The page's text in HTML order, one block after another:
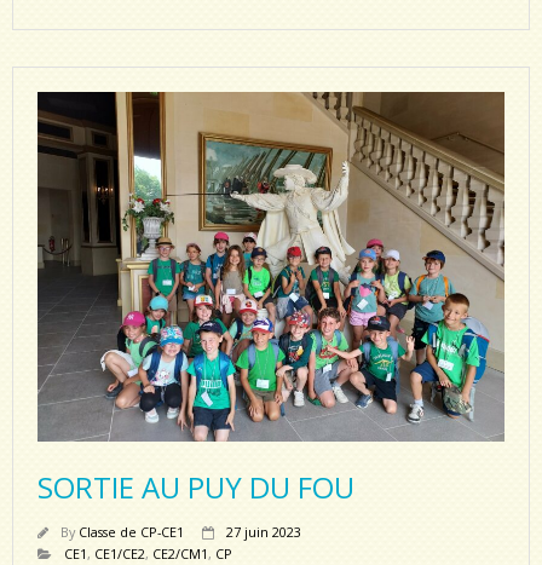
SORTIE AU PUY DU FOU
By Classe de CP-CE1
27 juin 2023
CE1, CE1/CE2, CE2/CM1, CP